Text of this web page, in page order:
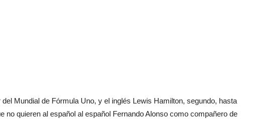
Mundial de Fórmula Uno, y el inglés Lewis Hamilton, segundo, hasta
no quieren al español al español Fernando Alonso como compañero de